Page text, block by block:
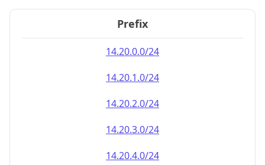
Prefix
14.20.0.0/24
14.20.1.0/24
14.20.2.0/24
14.20.3.0/24
14.20.4.0/24